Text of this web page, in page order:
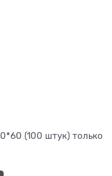
(100 штук) только